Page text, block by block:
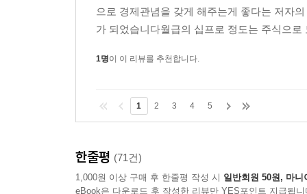
으로 경제관념을 갖게 해주는게 좋다는 저자
가 되었습니다월급의 십프로 정도는 주식으
1명이 이 리뷰를 추천합니다.
1 2 3 4 5
한줄평 (71건)
1,000원 이상 구매 후 한줄평 작성 시 일반회원 50원, 마니
eBook은 다운로드 후 작성한 리뷰만 YES포인트 지급됩니